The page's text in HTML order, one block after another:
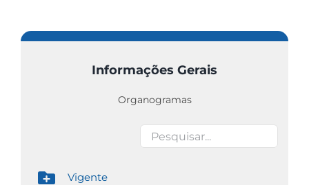
Informações Gerais
Organogramas
Vigente